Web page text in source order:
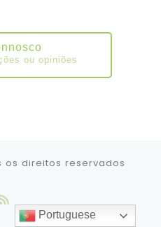
ou opiniões
os direitos reservados
Portuguese